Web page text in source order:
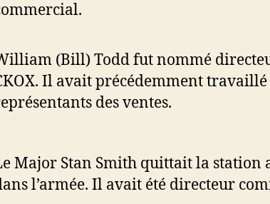
(Bill) Todd fut nommé
Il avait précédemment
des ventes.
Major Stan Smith quittait la station
l’armée. Il avait été directeur